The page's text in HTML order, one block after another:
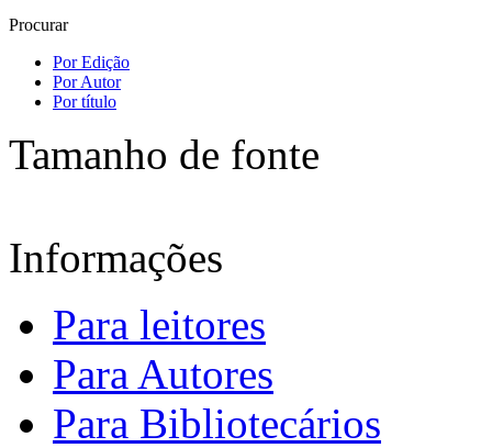
Procurar
Por Edição
Por Autor
Por título
Tamanho de fonte
Informações
Para leitores
Para Autores
Para Bibliotecários